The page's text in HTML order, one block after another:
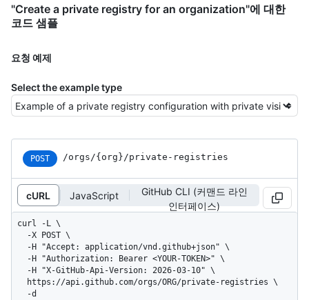
"Create a private registry for an organization"에 대한
코드 샘플
요청 예제
Select the example type
POST /orgs/{org}/private-registries
cURL JavaScript
GitHub CLI (커맨드 라인
인터페이스)
curl -L \